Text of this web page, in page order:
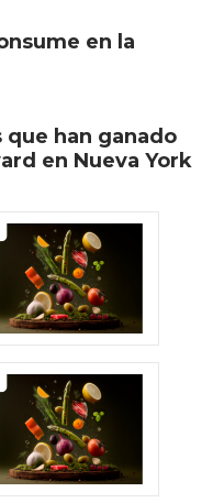
en la
que han ganado
en Nueva York